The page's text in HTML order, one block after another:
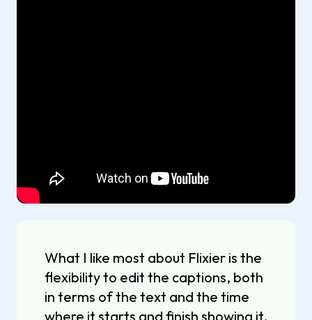
What I like most about Flixier is the
flexibility to edit the captions, both
in terms of the text and the time
where it starts and finish showing it.